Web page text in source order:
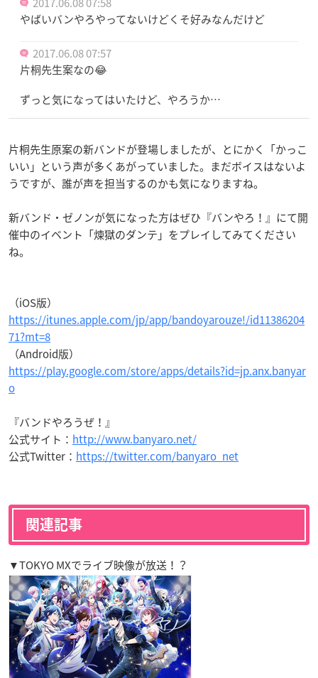
やばいバンやろやってないけどくそ好みなんだけど
2017.06.08 07:57
片桐先生案なの😂
ずっと気になってはいたけど、やろうか…
片桐先生原案の新バンドが登場しましたが、とにかく「かっこ
いい」という声が多くあがっていました。まだボイスはないよ
うですが、誰が声を担当するのかも気になりますね。
新バンド・ゼノンが気になった方はぜひ『バンやろ！』にて開
催中のイベント「煉獄のダンテ」をプレイしてみてください
ね。
（iOS版）
https://itunes.apple.com/jp/app/bandoyarouze!/id11386204
71?mt=8
（Android版）
https://play.google.com/store/apps/details?id=jp.anx.banyar
o
『バンドやろうぜ！』
公式サイト： http://www.banyaro.net/
公式Twitter： https://twitter.com/banyaro_net
関連記事
▼TOKYO MXでライブ映像が放送！？